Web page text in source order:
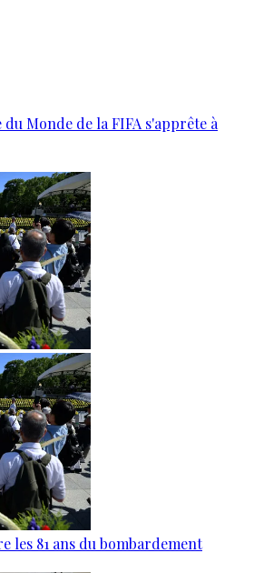
Monde de la FIFA s'apprête à
les 81 ans du bombardement